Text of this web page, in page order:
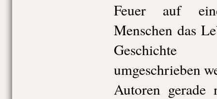
Feuer auf
Menschen das
Geschichte
umgeschrieben
Autoren gerade